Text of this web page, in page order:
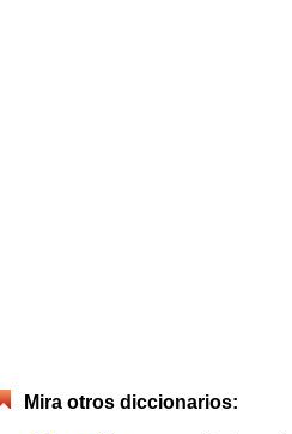
Mira otros diccionarios: